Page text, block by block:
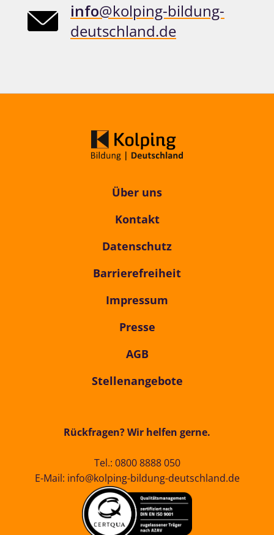
info@kolping-bildung-
deutschland.de
Über uns
Kontakt
Datenschutz
Barrierefreiheit
Impressum
Presse
AGB
Stellenangebote
Rückfragen? Wir helfen gerne.
Tel.: 0800 8888 050
E-Mail: info@kolping-bildung-deutschland.de